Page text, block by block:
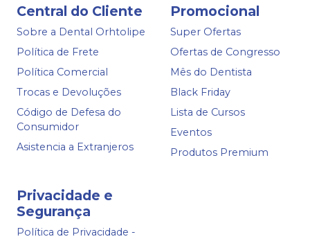
Central do Cliente
Sobre a Dental Orhtolipe
Política de Frete
Política Comercial
Trocas e Devoluções
Código de Defesa do
Consumidor
Asistencia a Extranjeros
Promocional
Super Ofertas
Ofertas de Congresso
Mês do Dentista
Black Friday
Lista de Cursos
Eventos
Produtos Premium
Privacidade e
Segurança
Política de Privacidade -